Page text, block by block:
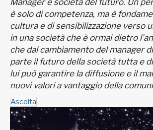
Manager e società del futuro. Un
è solo di competenza, ma è
cultura e di sensibilizzazione verso
in una società che è ormai dietro
che dal cambiamento del manager
parte il futuro della società tutta e
lui può garantire la diffusione e il
nuovi valori a vantaggio della
Ascolta